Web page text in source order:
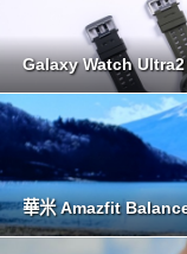
Galaxy Watch Ultra2
華米 Amazfit